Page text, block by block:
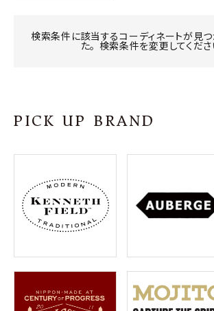
プライバシーポリシー
特定商取引法について
お問い合わせ
OFFICIAL WEB SITE
検索条件に該当するコーディネートが見つ
た。 検索条件を変更してくださ
PICK UP BRAND